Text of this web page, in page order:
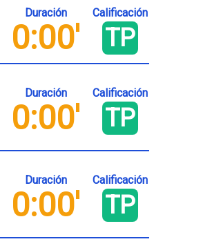
Duración
0:00'
Calificación
TP
Duración
0:00'
Calificación
TP
Duración
0:00'
Calificación
TP